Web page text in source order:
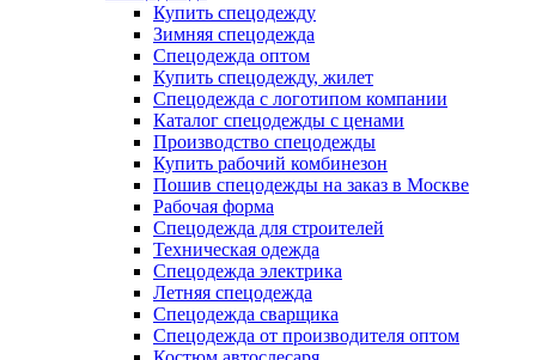
Купить спецодежду
Зимняя спецодежда
Спецодежда оптом
Купить спецодежду, жилет
Спецодежда с логотипом компании
Каталог спецодежды с ценами
Производство спецодежды
Купить рабочий комбинезон
Пошив спецодежды на заказ в Москве
Рабочая форма
Спецодежда для строителей
Техническая одежда
Спецодежда электрика
Летняя спецодежда
Спецодежда сварщика
Спецодежда от производителя оптом